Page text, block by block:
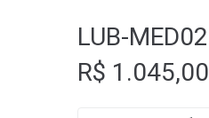
LUB-MED02
R$ 1.045,00